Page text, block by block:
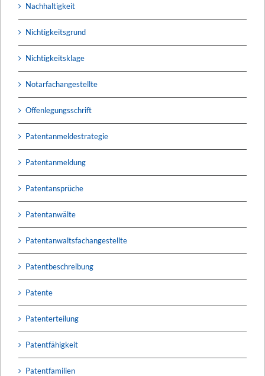
Nachhaltigkeit
Nichtigkeitsgrund
Nichtigkeitsklage
Notarfachangestellte
Offenlegungsschrift
Patentanmeldestrategie
Patentanmeldung
Patentansprüche
Patentanwälte
Patentanwaltsfachangestellte
Patentbeschreibung
Patente
Patenterteilung
Patentfähigkeit
Patentfamilien